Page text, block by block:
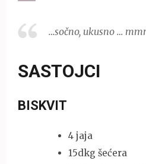
…sočno, ukusno …
SASTOJCI
BISKVIT
4 jaja
15dkg šećera